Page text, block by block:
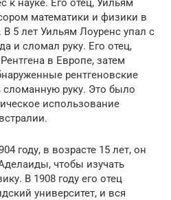
к науке. Его отец, Уильям
математики и физики в
5 лет Уильям Лоуренс упал с
и сломал руку. Его отец,
в Европе, затем
рентгеновские
сломанную руку. Это было
использование
году, в возрасте 15 лет, он
чтобы изучать
В 1908 году его отец
университет, и вся